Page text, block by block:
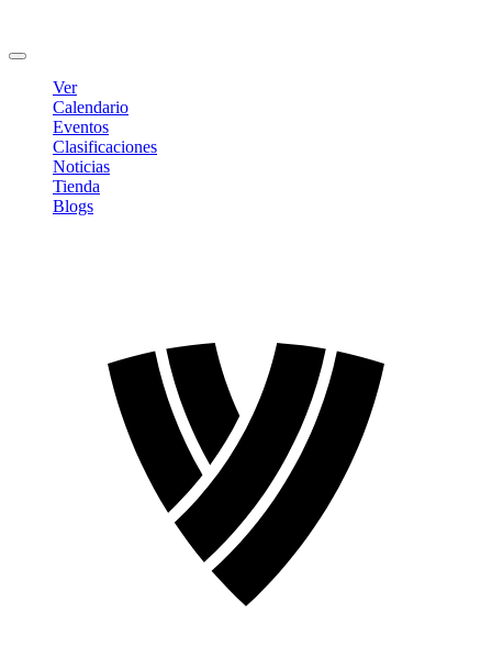
Ver
Calendario
Eventos
Clasificaciones
Noticias
Tienda
Blogs